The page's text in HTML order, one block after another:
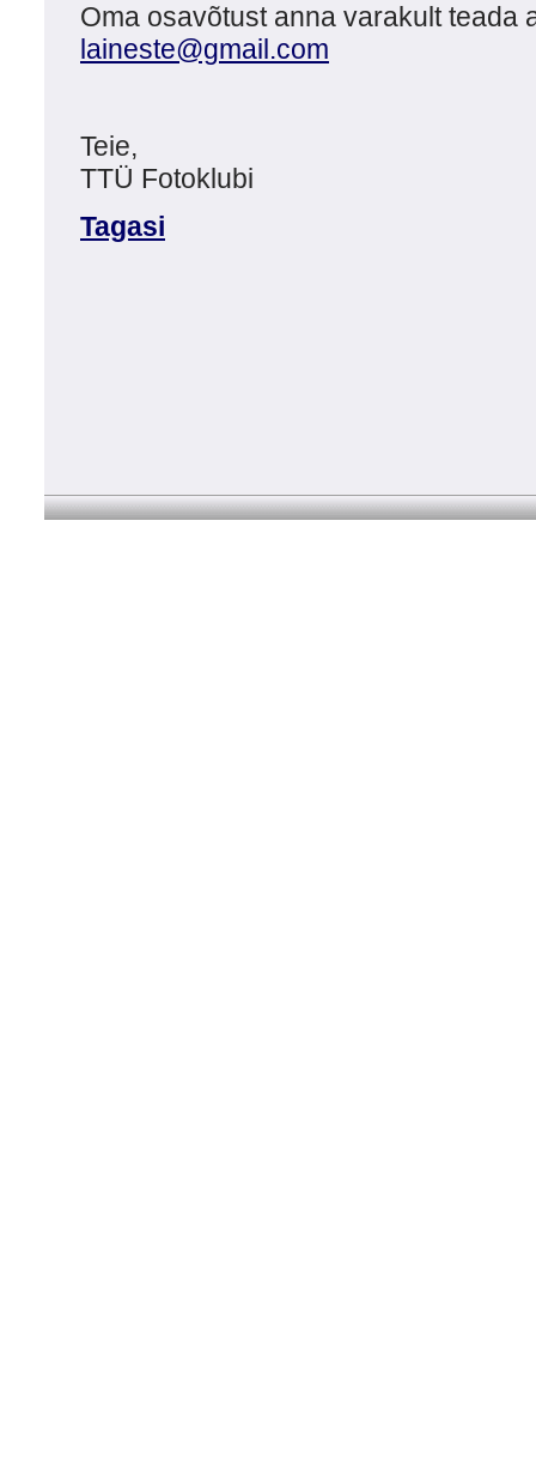
Oma osavõtust anna varakult teada
laineste@gmail.com
Teie,
TTÜ Fotoklubi
Tagasi